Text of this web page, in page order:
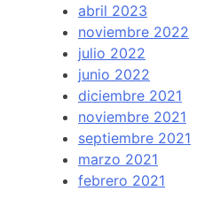
abril 2023
noviembre 2022
julio 2022
junio 2022
diciembre 2021
noviembre 2021
septiembre 2021
marzo 2021
febrero 2021